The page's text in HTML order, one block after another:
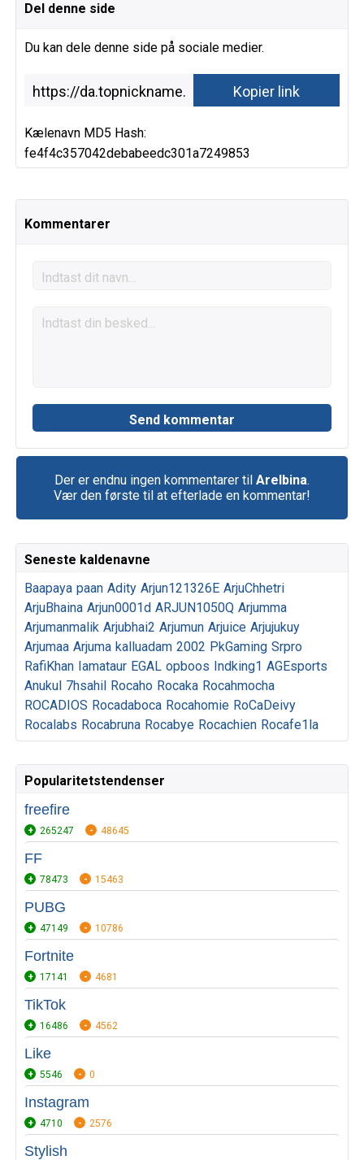
Del denne side
Du kan dele denne side på sociale medier.
Kælenavn MD5 Hash:
fe4f4c357042debabeedc301a7249853
Kommentarer
Der er endnu ingen kommentarer til Arelbina.
Vær den første til at efterlade en kommentar!
Seneste kaldenavne
Baapaya paan Adity Arjun121326E ArjuChhetri
ArjuBhaina Arjun0001d ARJUN1050Q Arjumma
Arjumanmalik Arjubhai2 Arjumun Arjuice Arjujukuy
Arjumaa Arjuma kalluadam 2002 PkGaming Srpro
RafiKhan Iamataur EGAL opboos Indking1 AGEsports
Anukul 7hsahil Rocaho Rocaka Rocahmocha
ROCADIOS Rocadaboca Rocahomie RoCaDeivy
Rocalabs Rocabruna Rocabye Rocachien Rocafe1la
Popularitetstendenser
freefire
265247 48645
FF
78473 15463
PUBG
47149 10786
Fortnite
17141 4681
TikTok
16486 4562
Like
5546 0
Instagram
4710 2576
Stylish